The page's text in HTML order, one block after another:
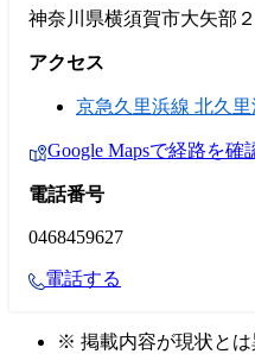
神奈川県横須賀市大矢部
アクセス
京急久里浜線 北久里
Google Mapsで経路を確
電話番号
0468459627
電話する
※ 掲載内容が現状と